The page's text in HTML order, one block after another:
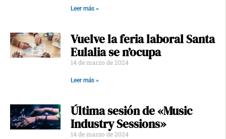
Leer más »
Vuelve la feria laboral Santa
Eulalia se n’ocupa
14 de marzo de 2024
Leer más »
Última sesión de «Music
Industry Sessions»
14 de marzo de 2024